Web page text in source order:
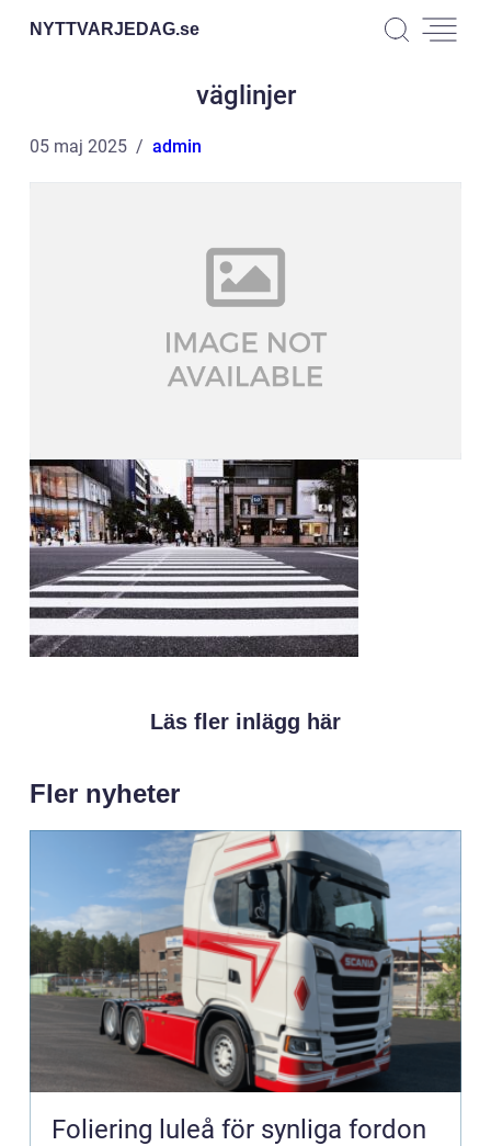
NYTTVARJEDAG.se
väglinjer
05 maj 2025 admin
Läs fler inlägg här
Fler nyheter
Foliering luleå för synliga fordon